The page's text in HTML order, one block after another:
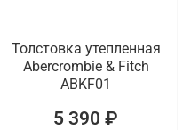
Толстовка утепленная
Abercrombie & Fitch
ABKF01
5 390 ₽